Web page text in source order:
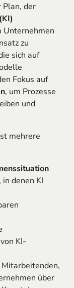
der
Unternehmen
zu
sich auf
Fokus auf
, um Prozesse
und
mehrere
denen KI
von KI-
über